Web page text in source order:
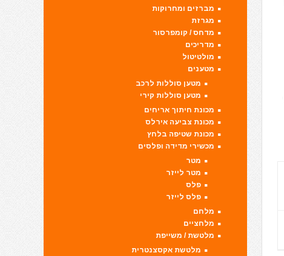
מברזים ומחרוקות
מגרזת
מדחס / קומפרסור
מדריכים
מולטיטול
מטענים
מטען סוללות לרכב
מטען סוללות קירי
מכונת חיתוך אריחים
מכונת צביעה אירלס
מכונת שטיפה בלחץ
מכשירי מדידה ופלסים
מטר
מטר לייזר
פלס
פלס לייזר
מלחם
מלחציים
מלטשת / משייפת
מלטשת אקסצנטרית